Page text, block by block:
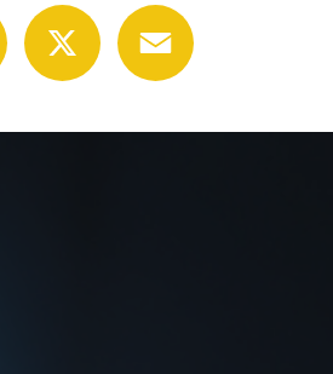
Facebook